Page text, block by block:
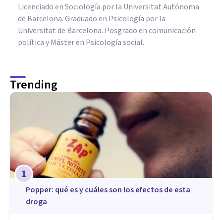
Licenciado en Sociología por la Universitat Autónoma
de Barcelona. Graduado en Psicología por la
Universitat de Barcelona. Posgrado en comunicación
política y Máster en Psicología social.
Trending
1
Popper: qué es y cuáles son los efectos de esta
droga